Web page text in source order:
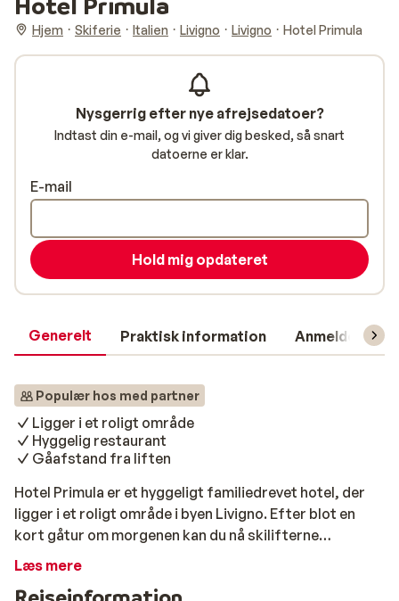
Hjem Skiferie Italien Livigno Livigno Hotel Primula
Generelt Praktisk information Anmeldelser
Populær hos med partner
Ligger i et roligt område
Hyggelig restaurant
Gåafstand fra liften
Hotel Primula er et hyggeligt familiedrevet hotel, der
ligger i et roligt område i byen Livigno. Efter blot en
kort gåtur om morgenen kan du nå skilifterne
Carosello 3000, som sætter dig af på toppen. Det
Læs mere
Nysgerrig efter nye afrejsedatoer?
Indtast din e-mail, og vi giver dig besked, så snart
datoerne er klar.
E-mail
Hold mig opdateret